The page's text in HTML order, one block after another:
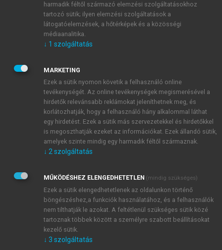
JELSZÓ
JELSZÓ ÚJRA
Kérek értesítést a MeRSZ újdonságairól, akcióiról.
Kérek értesítést az Akadémiai Kiadó Zrt. újdonságairól,
Adatkezelési tájékoztatóbanfoglaltakat tudomásul
veszem és elfogadom.
Általános vásárlási feltételeket, valamint a szotar.netés a
mersz.huoldalak licencszerződéseiben foglaltakat
tudomásul veszem és elfogadom.
KIPRÓBÁLOM
harmadik féltől származó elemzési szolgáltatásokhoz
tartozó sütik; ilyen elemzési szolgáltatások a
látogatóelemzések, a hőtérképek és a közösségi
médiaanalitika.
↓ 1 szolgáltatás
MARKETING
Ezek a sütik nyomon követik a felhasználó online
tevékenységét. Az online tevékenységek megismerésével a
hirdetők relevánsabb reklámokat jeleníthetnek meg, és
korlátozhatják, hogy a felhasználó hány alkalommal láthat
egy hirdetést. Ezek a sütik más szervezetekkel és hirdetőkkel
is megoszthatják ezeket az információkat. Ezek állandó sütik,
amelyek szinte mindig egy harmadik féltől származnak.
↓ 2 szolgáltatás
MŰKÖDÉSHEZ ELENGEDHETETLEN (mindig szükséges)
Ezek a sütik elengedhetetlenek az oldalunkon történő
böngészéshez,a funkciók használatához, és a felhasználók
nem tilthatják le azokat. A feltétlenül szükséges sütik közé
tartoznak többek között a személyre szabott beállításokat
kezelő sütik.
↓ 3 szolgáltatás